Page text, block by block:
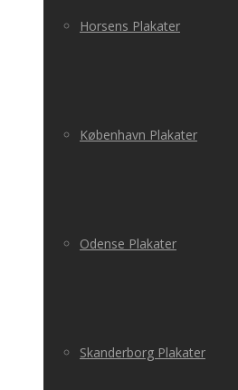
Horsens Plakater
København Plakater
Odense Plakater
Skanderborg Plakater